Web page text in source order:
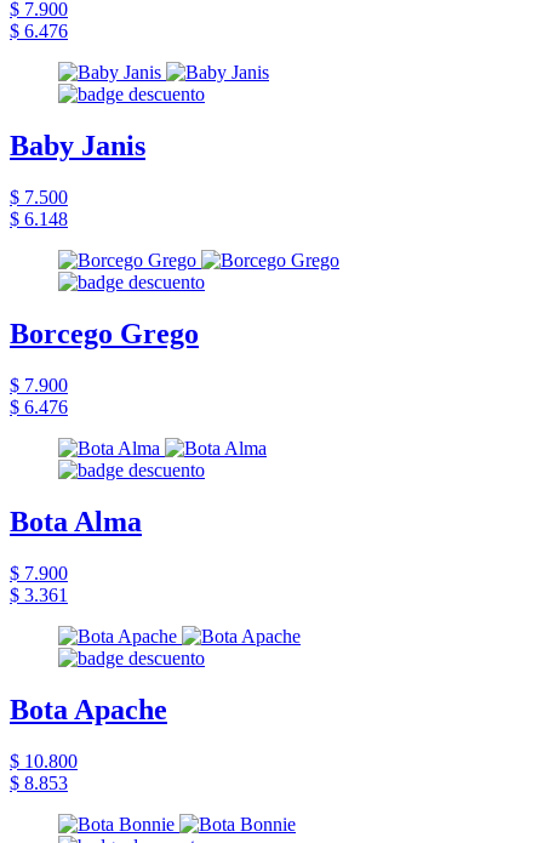
$ 7.900
$ 6.476
Baby Janis
$ 7.500
$ 6.148
Borcego Grego
$ 7.900
$ 6.476
Bota Alma
$ 7.900
$ 3.361
Bota Apache
$ 10.800
$ 8.853